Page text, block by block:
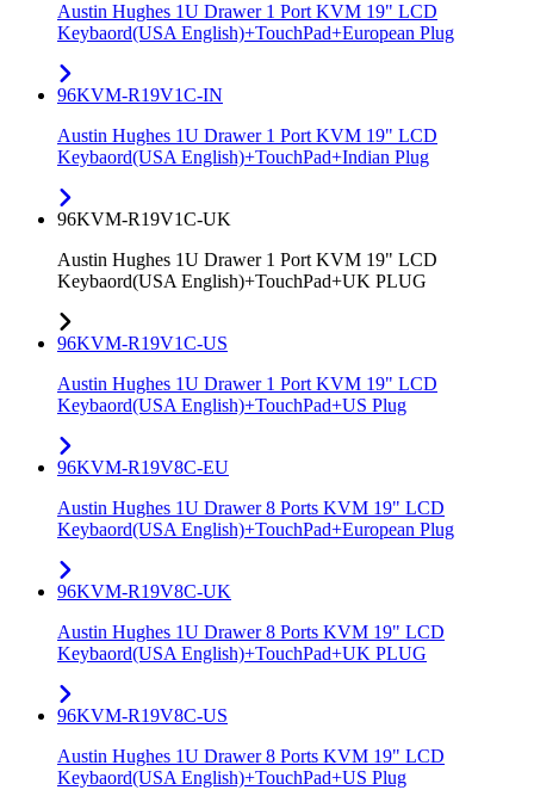
Austin Hughes 1U Drawer 1 Port KVM 19" LCD
Keybaord(USA English)+TouchPad+European Plug
96KVM-R19V1C-IN
Austin Hughes 1U Drawer 1 Port KVM 19" LCD
Keybaord(USA English)+TouchPad+Indian Plug
96KVM-R19V1C-UK
Austin Hughes 1U Drawer 1 Port KVM 19" LCD
Keybaord(USA English)+TouchPad+UK PLUG
96KVM-R19V1C-US
Austin Hughes 1U Drawer 1 Port KVM 19" LCD
Keybaord(USA English)+TouchPad+US Plug
96KVM-R19V8C-EU
Austin Hughes 1U Drawer 8 Ports KVM 19" LCD
Keybaord(USA English)+TouchPad+European Plug
96KVM-R19V8C-UK
Austin Hughes 1U Drawer 8 Ports KVM 19" LCD
Keybaord(USA English)+TouchPad+UK PLUG
96KVM-R19V8C-US
Austin Hughes 1U Drawer 8 Ports KVM 19" LCD
Keybaord(USA English)+TouchPad+US Plug